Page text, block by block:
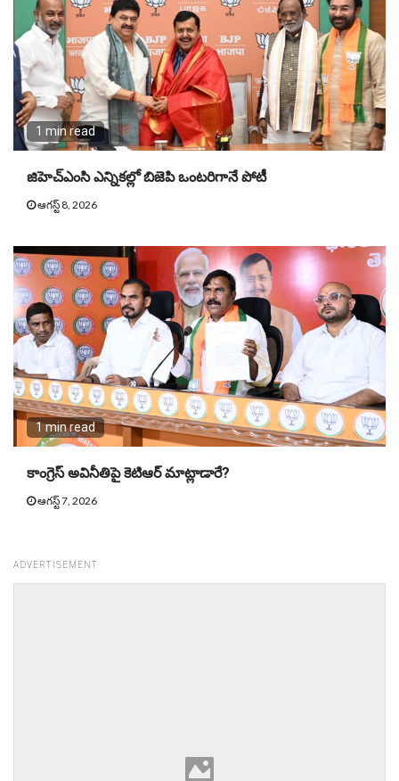
1 min read
జిహెచ్ఎంసి ఎన్నికల్లో బిజెపి ఒంటరిగానే పోటీ
ఆగస్ట్ 8, 2026
1 min read
కాంగ్రెస్ అవినీతిపై కెటిఆర్ మాట్లాడారే?
ఆగస్ట్ 7, 2026
ADVERTISEMENT